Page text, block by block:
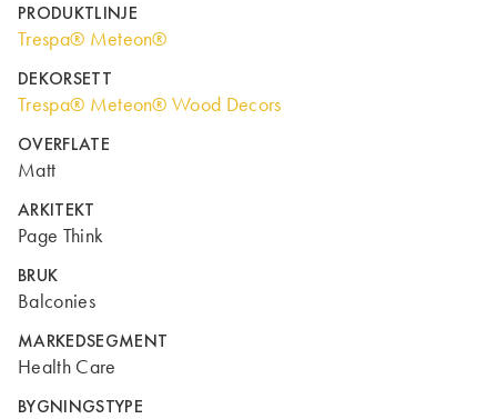
PRODUKTLINJE
Trespa® Meteon®
DEKORSETT
Trespa® Meteon® Wood Decors
OVERFLATE
Matt
ARKITEKT
Page Think
BRUK
Balconies
MARKEDSEGMENT
Health Care
BYGNINGSTYPE